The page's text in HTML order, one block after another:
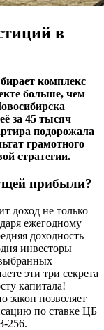
в
комплекс
больше, чем
за 45 тысяч
подорожала
грамотного
стратегии.
прибыли?
доход не только
ежегодному
доходность
инвесторы
эти три секрета
капитала!
закон позволяет
по ставке ЦБ
256.